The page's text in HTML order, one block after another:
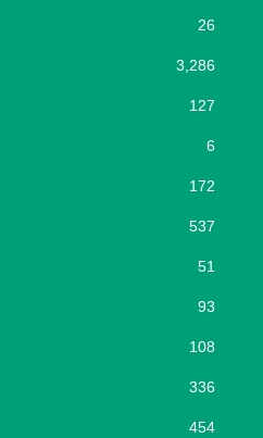
26
3,286
127
6
172
537
51
93
108
336
454